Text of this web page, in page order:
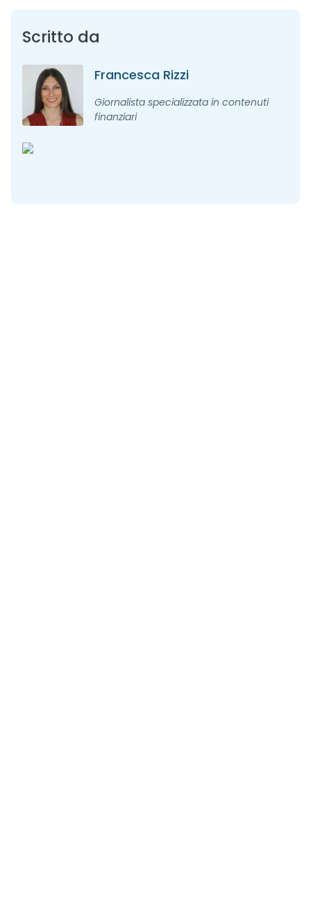
Scritto da
Francesca Rizzi
Giornalista specializzata in contenuti
finanziari